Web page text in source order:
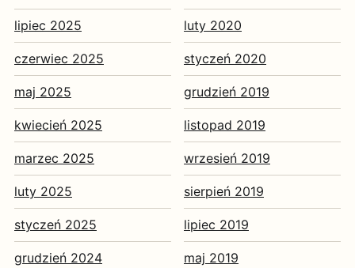
lipiec 2025
czerwiec 2025
maj 2025
kwiecień 2025
marzec 2025
luty 2025
styczeń 2025
grudzień 2024
luty 2020
styczeń 2020
grudzień 2019
listopad 2019
wrzesień 2019
sierpień 2019
lipiec 2019
maj 2019